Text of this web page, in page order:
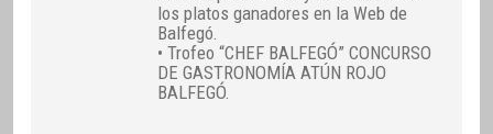
los platos ganadores en la Web de
Balfegó.
• Trofeo “CHEF BALFEGÓ” CONCURSO
DE GASTRONOMÍA ATÚN ROJO
BALFEGÓ.